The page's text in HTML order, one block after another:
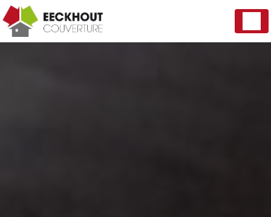
Panneau de gestion des cookies